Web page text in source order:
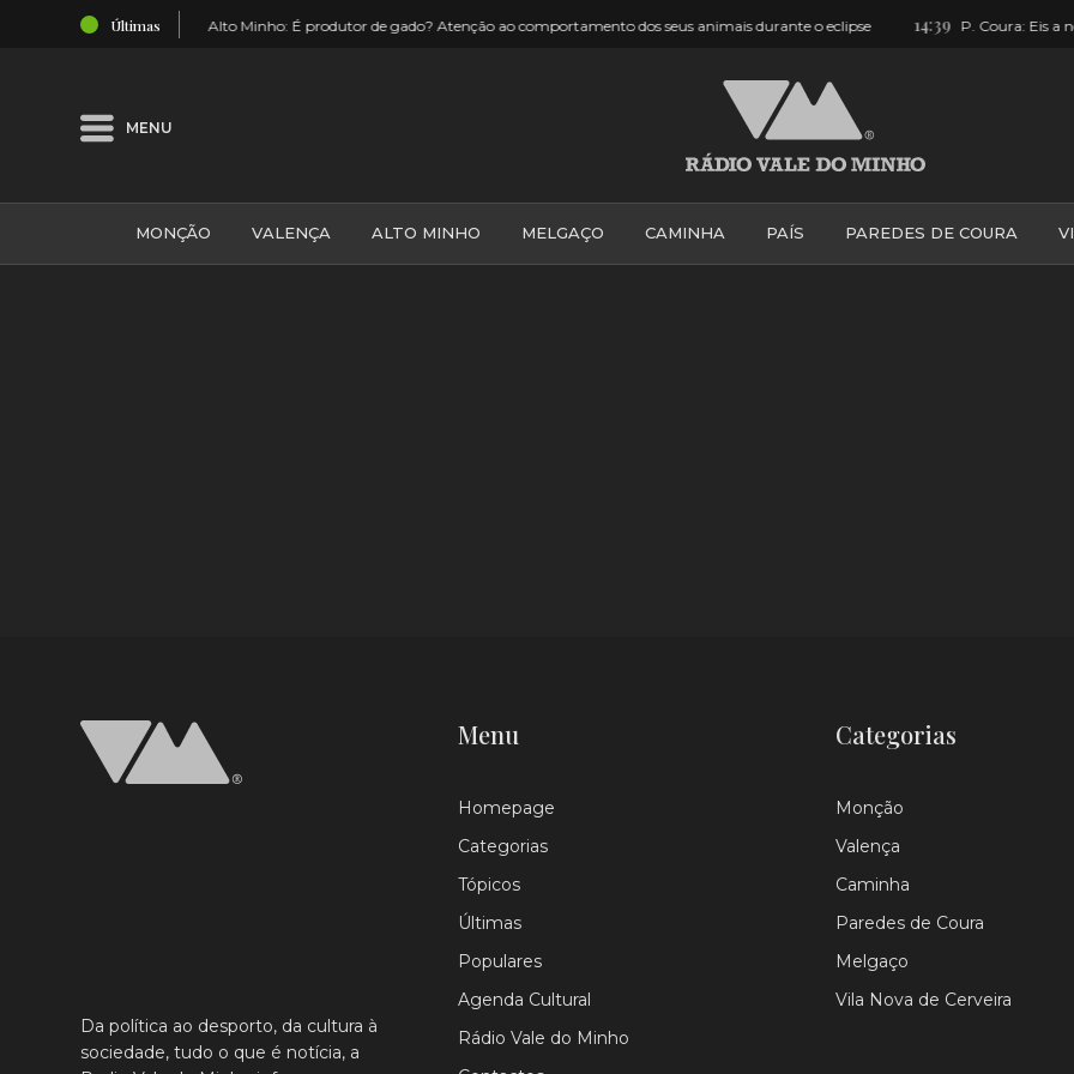
Últimas
produtor de gado? Atenção ao comportamento dos seus animais durante o eclipse 14:39 P. Coura: Eis a nova máquina dos Bombeiros [FOTOS]
MENU
MONÇÃO VALENÇA ALTO MINHO MELGAÇO CAMINHA PAÍS PAREDES DE COURA
Da política ao desporto, da cultura à
sociedade, tudo o que é notícia, a
Menu
Homepage
Categorias
Tópicos
Últimas
Populares
Agenda Cultural
Rádio Vale do Minho
Categorias
Monção
Valença
Caminha
Paredes de Coura
Melgaço
Vila Nova de Cerveira